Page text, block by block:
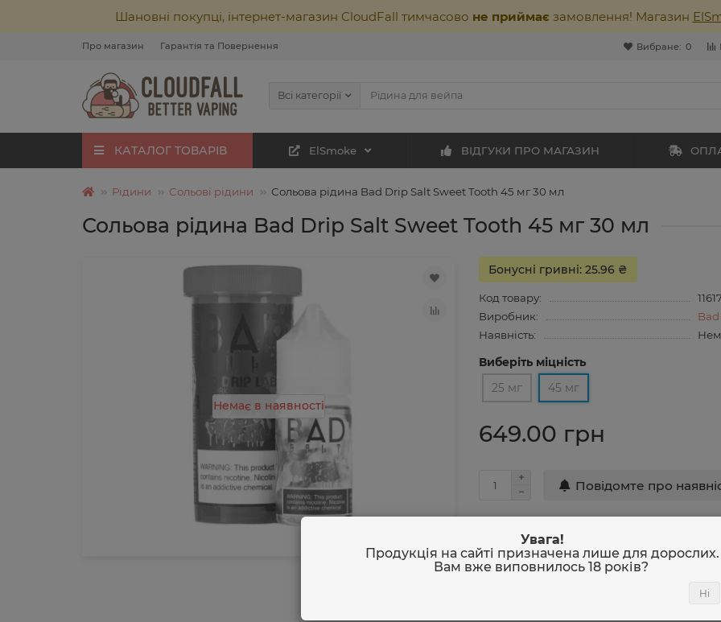
Шановні покупці, інтернет-магазин CloudFall тимчасово не приймаєзамовлення! Магазин
Вибране: 0
Про магазин Гарантія та Повернення
Всі категорії
КАТАЛОГ ТОВАРІВ ElSmoke ВІДГУКИ ПРО МАГАЗИН
Рідини Сольові рідини Сольова рідина Bad Drip Salt Sweet Tooth 45 мг 30 мл
Сольова рідина Bad Drip Salt Sweet Tooth 45 мг 30 мл
Немає в наявності
Бонусні гривні: 25.96 ₴
Код товару:
Виробник:
Наявність:
Виберіть міцність
25 мг
45 мг
649.00 грн
Повідомте про
Міцність
45 мг
Смак
50/
Увага!
Продукція на сайті призначена лише для дорослих.
Вам вже виповнилось 18 років?
Ні